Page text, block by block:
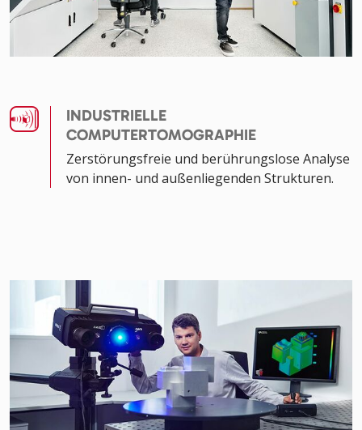
INDUSTRIELLE
COMPUTERTOMOGRAPHIE
Zerstörungsfreie und berührungslose Analyse
von innen- und außenliegenden Strukturen.